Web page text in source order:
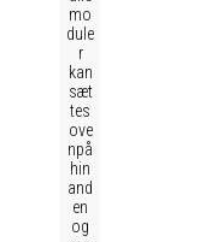
mo
dule
r
kan
sæt
tes
ove
npå
hin
and
en
og